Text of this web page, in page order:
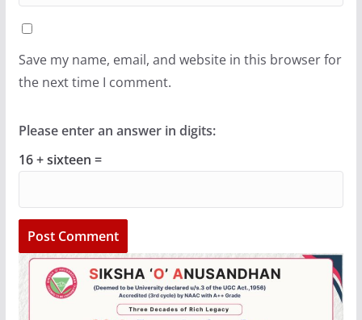
Save my name, email, and website in this browser for
the next time I comment.
Please enter an answer in digits:
16 + sixteen =